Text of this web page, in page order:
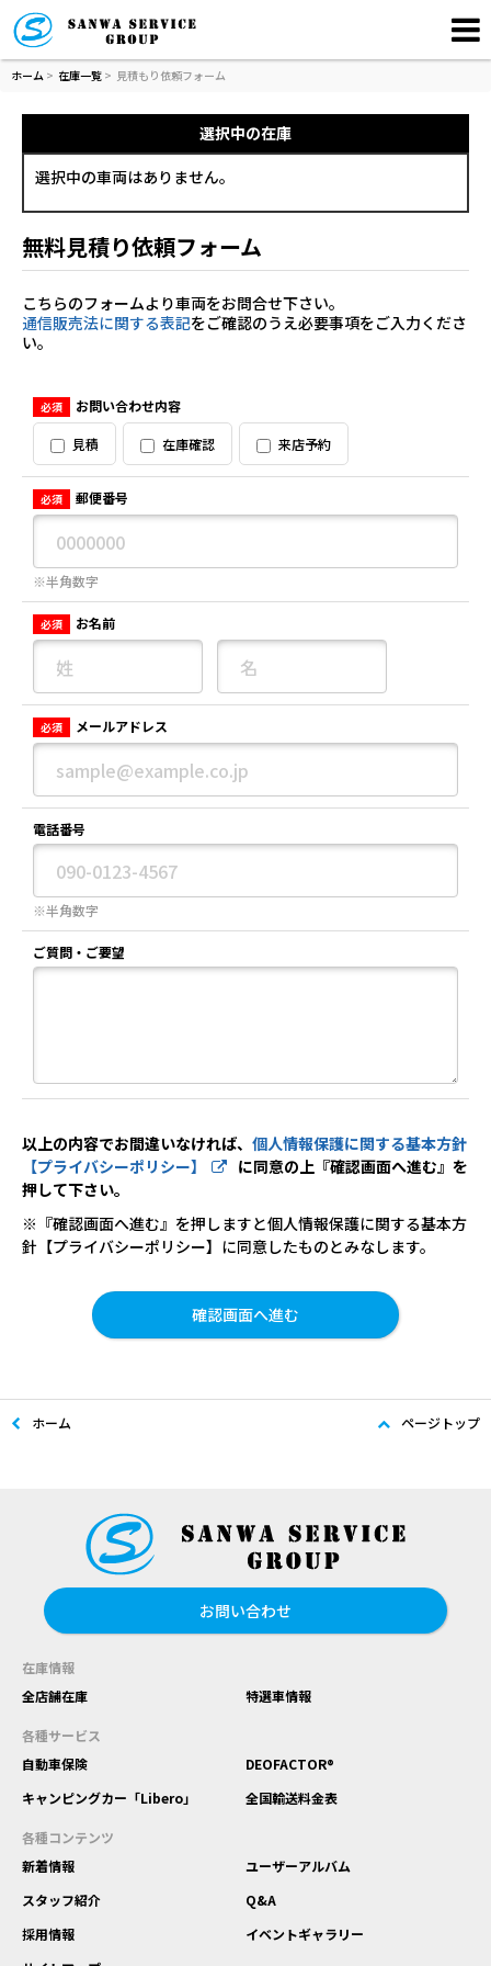
ホーム > 在庫一覧 > 見積もり依頼フォーム
選択中の在庫
選択中の車両はありません。
無料見積り依頼フォーム
こちらのフォームより車両をお問合せ下さい。
通信販売法に関する表記をご確認のうえ必要事項をご入力くださ
い。
必須 お問い合わせ内容
見積 在庫確認 来店予約
必須 郵便番号
※半角数字
必須 お名前
必須 メールアドレス
電話番号
※半角数字
ご質問・ご要望
以上の内容でお間違いなければ、 個人情報保護に関する基本方針
【プライバシーポリシー】
に同意の上『確認画面へ進む』を
押して下さい。
※『確認画面へ進む』を押しますと個人情報保護に関する基本方
針【プライバシーポリシー】に同意したものとみなします。
ホーム ページトップ
お問い合わせ
在庫情報
全店舗在庫
特選車情報
各種サービス
自動車保険
DEOFACTOR®
キャンピングカー「Libero」
全国輸送料金表
各種コンテンツ
新着情報
ユーザーアルバム
スタッフ紹介
Q&A
採用情報
イベントギャラリー